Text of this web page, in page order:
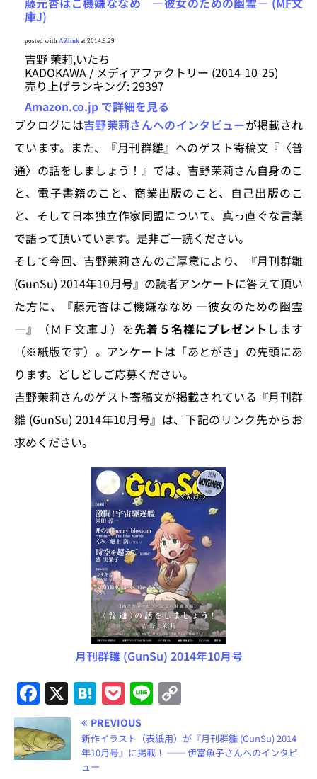
庫J)
posted with AZlink at 2014.9.29
吉野 茉莉,いたち
KADOKAWA / メディアファクトリー (2014-10-25)
売り上げランキング: 29397
Amazon.co.jp で詳細を見る
ブクログには吉野茉莉さんへのインタビューが掲載され
ています。また、『月刊群雛』へのゲスト寄稿文『〈普
通〉の話をしましょう！』では、吉野茉莉さん自身のこ
と、電子書籍のこと、商業出版のこと、自己出版のこ
と、そして日本独立作家同盟について、真っ直ぐな言葉
で語って頂いています。是非ご一読ください。
そして今回、吉野茉莉さんのご厚意により、『月刊群雛
(GunSu) 2014年10月号』の読者アンケートに答えて頂い
た方に、『藤元杏はご機嫌ななめ ―彼女のための幽霊
―』（ＭＦ文庫Ｊ）を先着５名様にプレゼント します
（※紙版です）。アンケートは「あとがき」の先頭にあ
ります。どしどしご応募ください。
吉野茉莉さんのゲスト寄稿文が掲載されている『月刊群
雛 (GunSu) 2014年10月号』は、下記のリンク先からお
求めください。
月刊群雛 (GunSu) 2014年10月号
F
a
c
e
X H
at
e
n
P
o
c
k
Li
e p
y
PREVIOUS
新作イラスト（表紙用）が『月刊群雛 (GunSu) 2014
年10月号』に掲載！ ── 伊富魚子さんへのインタビ
ュー